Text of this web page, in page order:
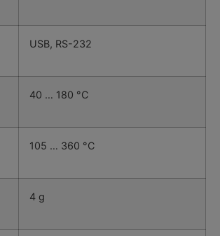
USB, RS-232
40 … 180 °C
105 … 360 °C
4 g